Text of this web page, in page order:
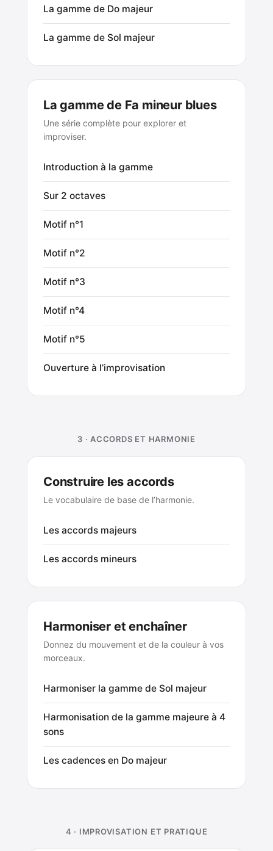
La gamme de Do majeur
La gamme de Sol majeur
La gamme de Fa mineur blues
Une série complète pour explorer et
improviser.
Introduction à la gamme
Sur 2 octaves
Motif n°1
Motif n°2
Motif n°3
Motif n°4
Motif n°5
Ouverture à l’improvisation
3 · ACCORDS ET HARMONIE
Construire les accords
Le vocabulaire de base de l’harmonie.
Les accords majeurs
Les accords mineurs
Harmoniser et enchaîner
Donnez du mouvement et de la couleur à vos
morceaux.
Harmoniser la gamme de Sol majeur
Harmonisation de la gamme majeure à 4
sons
Les cadences en Do majeur
4 · IMPROVISATION ET PRATIQUE